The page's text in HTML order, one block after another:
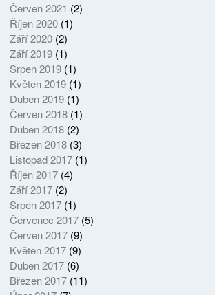
Červen 2021 (2)
Říjen 2020(1)
Září 2020(2)
Září 2019(1)
Srpen 2019(1)
Květen 2019(1)
Duben 2019(1)
Červen 2018(1)
Duben 2018(2)
Březen 2018(3)
Listopad 2017(1)
Říjen 2017(4)
Září 2017(2)
Srpen 2017(1)
Červenec 2017(5)
Červen 2017(9)
Květen 2017(9)
Duben 2017(6)
Březen 2017(11)